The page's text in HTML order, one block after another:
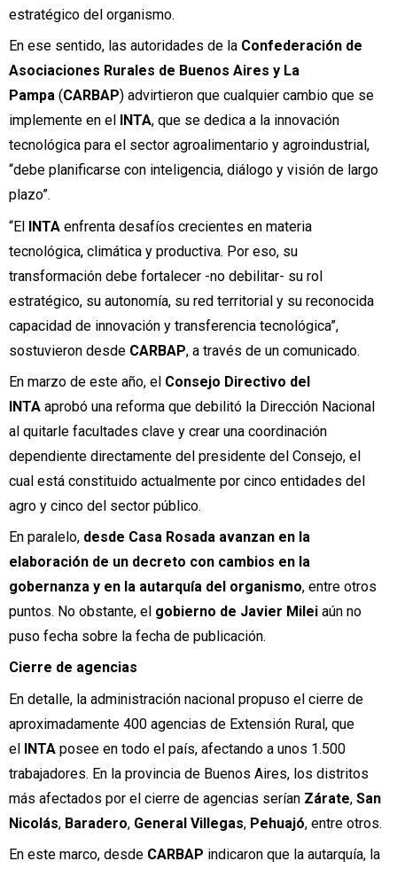
estratégico del organismo.
En ese sentido, las autoridades de la Confederación de
Asociaciones Rurales de Buenos Aires y La
Pampa (CARBAP) advirtieron que cualquier cambio que se
implemente en el
INTA, que se dedica a la innovación
tecnológica para el sector agroalimentario y agroindustrial,
“debe planificarse con inteligencia, diálogo y visión de largo
plazo”.
“El INTA enfrenta desafíos crecientes en materia
tecnológica, climática y productiva. Por eso, su
transformación debe fortalecer -no debilitar- su rol
estratégico, su autonomía, su red territorial y su reconocida
capacidad de innovación y transferencia tecnológica”,
sostuvieron desde CARBAP, a través de un comunicado.
En marzo de este año, el Consejo Directivo del
INTA aprobó una reforma que debilitó la Dirección Nacional
al quitarle facultades clave y crear una coordinación
dependiente directamente del presidente del Consejo, el
cual está constituido actualmente por cinco entidades del
agro y cinco del sector público.
En paralelo, desde Casa Rosada avanzan en la
elaboración de un decreto con cambios en la
gobernanza y en la autarquía del organismo, entre otros
puntos. No obstante, el gobierno de Javier Milei aún no
puso fecha sobre la fecha de publicación.
Cierre de agencias
En detalle, la administración nacional propuso el cierre de
aproximadamente 400 agencias de Extensión Rural, que
el INTA posee en todo el país, afectando a unos 1.500
trabajadores. En la provincia de Buenos Aires, los distritos
más afectados por el cierre de agencias serían Zárate, San
Nicolás, Baradero, General Villegas, Pehuajó, entre otros.
En este marco, desde CARBAP indicaron que la autarquía, la